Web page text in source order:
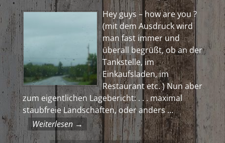
Hey guys – how are you ?
(mit dem Ausdruck wird
man fast immer und
überall begrüßt, ob an der
Tankstelle, im
Einkaufsladen, im
Restaurant etc. ) Nun aber
zum eigentlichen Lagebericht: . . . maximal
staubfreie Landschaften, oder anders…
Weiterlesen →